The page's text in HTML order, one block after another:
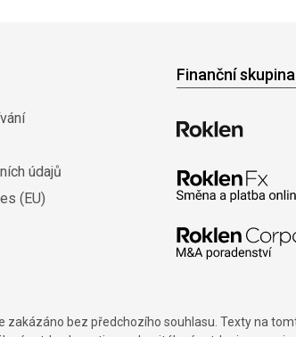
údajů
(EU)
Finanční
zakázáno bez předchozího souhlasu. Texty na